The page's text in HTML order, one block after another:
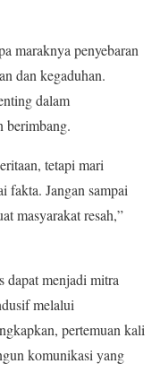
maraknya penyebaran
dan kegaduhan.
dalam
berimbang.
tetapi mari
fakta. Jangan sampai
masyarakat resah,”
dapat menjadi mitra
melalui
pertemuan kali
komunikasi yang